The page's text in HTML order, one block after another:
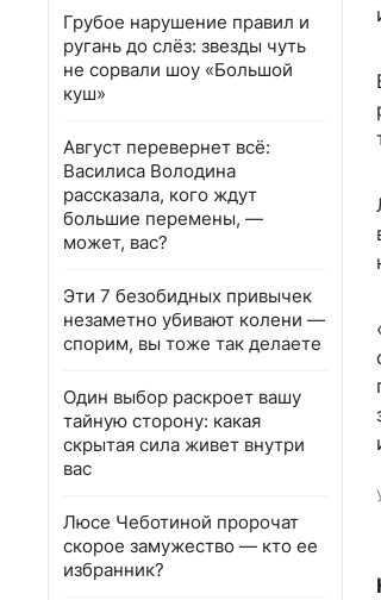
Грубое нарушение правил и
ругань до слёз: звезды чуть
не сорвали шоу «Большой
куш»
Август перевернет всё:
Василиса Володина
рассказала, кого ждут
большие перемены, —
может, вас?
Эти 7 безобидных привычек
незаметно убивают колени —
спорим, вы тоже так делаете
Один выбор раскроет вашу
тайную сторону: какая
скрытая сила живет внутри
вас
Люсе Чеботиной пророчат
скорое замужество — кто ее
избранник?